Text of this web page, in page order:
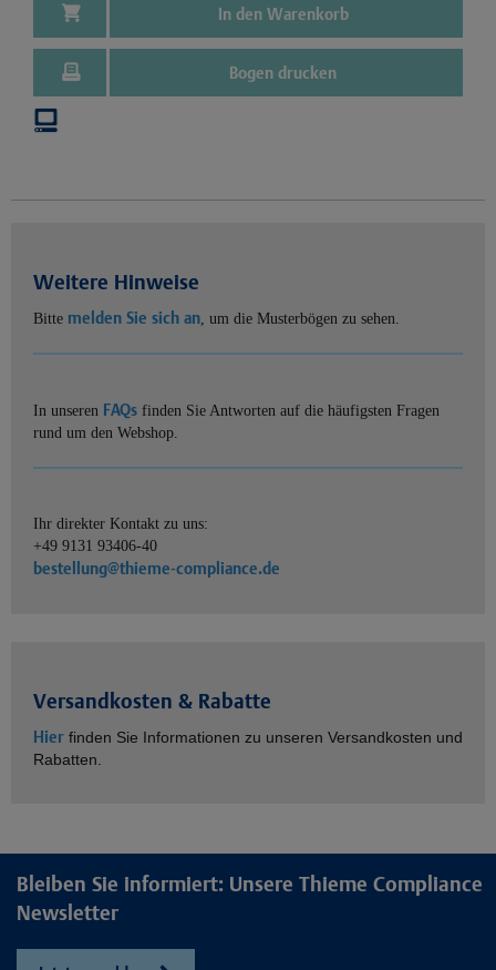
In den Warenkorb
Bogen drucken
Weitere Hinweise
Bitte melden Sie sich an, um die Musterbögen zu sehen.
In unseren FAQs finden Sie Antworten auf die häufigsten Fragen
rund um den Webshop.
Ihr direkter Kontakt zu uns:
+49 9131 93406-40
bestellung@thieme-compliance.de
Versandkosten & Rabatte
Hier finden Sie Informationen zu unseren Versandkosten und
Rabatten.
Bleiben Sie informiert: Unsere Thieme Compliance
Newsletter